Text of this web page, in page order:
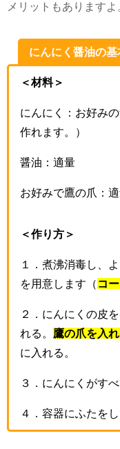
メリットもありますよ
にんにく醤油の
＜材料＞
にんにく：お好み
作れます。）
醤油：適量
お好みで鷹の爪：
＜作り方＞
１．煮沸消毒し、
を用意します（ コ
２．にんにくの皮
れる。 鷹の爪を入
に入れる。
３．にんにくがす
４．容器にふたをし